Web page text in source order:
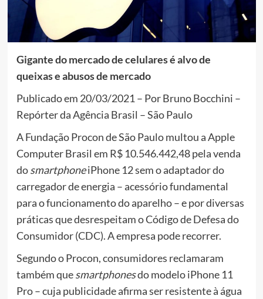
Gigante do mercado de celulares é alvo de
queixas e abusos de mercado
Publicado em 20/03/2021 – Por Bruno Bocchini –
Repórter da Agência Brasil – São Paulo
A Fundação Procon de São Paulo multou a Apple
Computer Brasil em R$ 10.546.442,48 pela venda
dosmartphoneiPhone 12 sem o adaptador do
carregador de energia – acessório fundamental
para o funcionamento do aparelho – e por diversas
práticas que desrespeitam o Código de Defesa do
Consumidor (CDC). A empresa pode recorrer.
Segundo o Procon, consumidores reclamaram
também quesmartphonesdo modelo iPhone 11
Pro – cuja publicidade afirma ser resistente à água